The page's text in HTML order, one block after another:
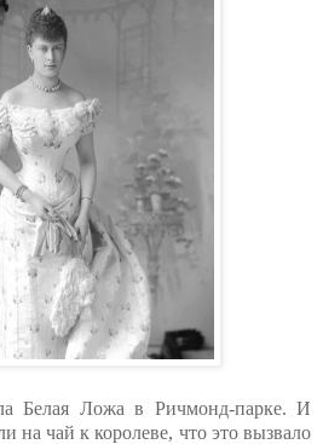
Белая Ложа в Ричмонд-парке. И
на чай к королеве, что это вызвало